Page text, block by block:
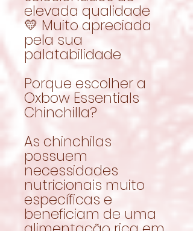
elevada qualidade
💛 Muito apreciada
pela sua
palatabilidade
Porque escolher a
Oxbow Essentials
Chinchilla?
As chinchilas
possuem
necessidades
nutricionais muito
específicas e
beneficiam de uma